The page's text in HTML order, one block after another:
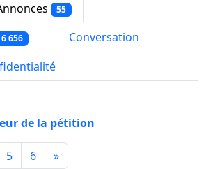
55
656
Conversation
de la pétition
5 6 »